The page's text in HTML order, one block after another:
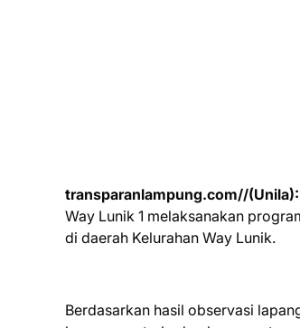
transparanlampung.com//
Way Lunik 1 melaksanakan
di daerah Kelurahan Way Lunik.
Berdasarkan hasil observasi